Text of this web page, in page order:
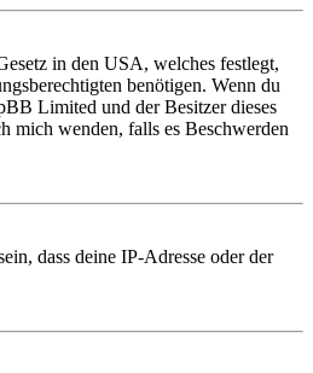
in den USA, welches festlegt,
benötigen. Wenn du
Limited und der Besitzer dieses
mich wenden, falls es Beschwerden
dass deine IP-Adresse oder der